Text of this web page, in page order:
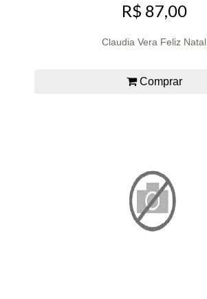
R$ 87,00
Claudia Vera Feliz Natal
Comprar